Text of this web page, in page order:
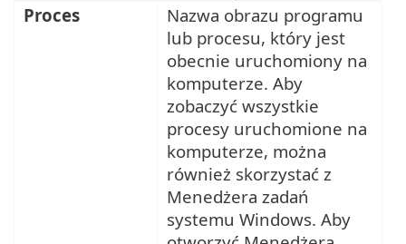
Proces
Nazwa obrazu programu
lub procesu, który jest
obecnie uruchomiony na
komputerze. Aby
zobaczyć wszystkie
procesy uruchomione na
komputerze, można
również skorzystać z
Menedżera zadań
systemu Windows. Aby